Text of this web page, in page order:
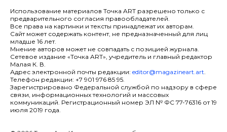
Использование материалов Точка ART разрешено только с
предварительного согласия правообладателей.
Все права на картинки и тексты принадлежат их авторам.
Сайт может содержать контент, не предназначенный для лиц
младше 16 лет.
Мнение авторов может не совпадать с позицией журнала.
Сетевое издание «Точка ART», учредитель и главный редактор
Малая К. В.
Адрес электронной почты редакции: editor@magazineart.art.
Телефон редакции: +7 901 976 85 95.
Зарегистрировано Федеральной службой по надзору в сфере
связи, информационных технологий и массовых
коммуникаций. Регистрационный номер ЭЛ № ФС 77-76316 от 19
июля 2019 года.